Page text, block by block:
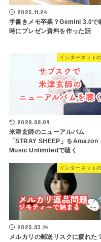
2025.11.24
手書きメモ卒業？Gemini 3.0で
時にプレゼン資料を作った話
インターネット
2020.08.09
米津玄師のニューアルバム
「STRAY SHEEP」をAmazon
Music Unlimitedで聴く
インターネット
2025.03.14
メルカリの郵送リスクに疲れた